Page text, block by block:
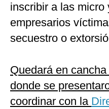
inscribir a las micro
empresarios
secuestro o
Quedará en
donde se
coordinar con la